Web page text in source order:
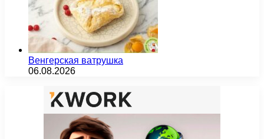
Венгерская ватрушка
06.08.2026